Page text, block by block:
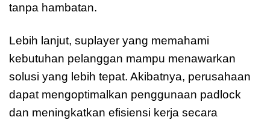
tanpa hambatan.
Lebih lanjut, suplayer yang memahami
kebutuhan pelanggan mampu menawarkan
solusi yang lebih tepat. Akibatnya, perusahaan
dapat mengoptimalkan penggunaan padlock
dan meningkatkan efisiensi kerja secara